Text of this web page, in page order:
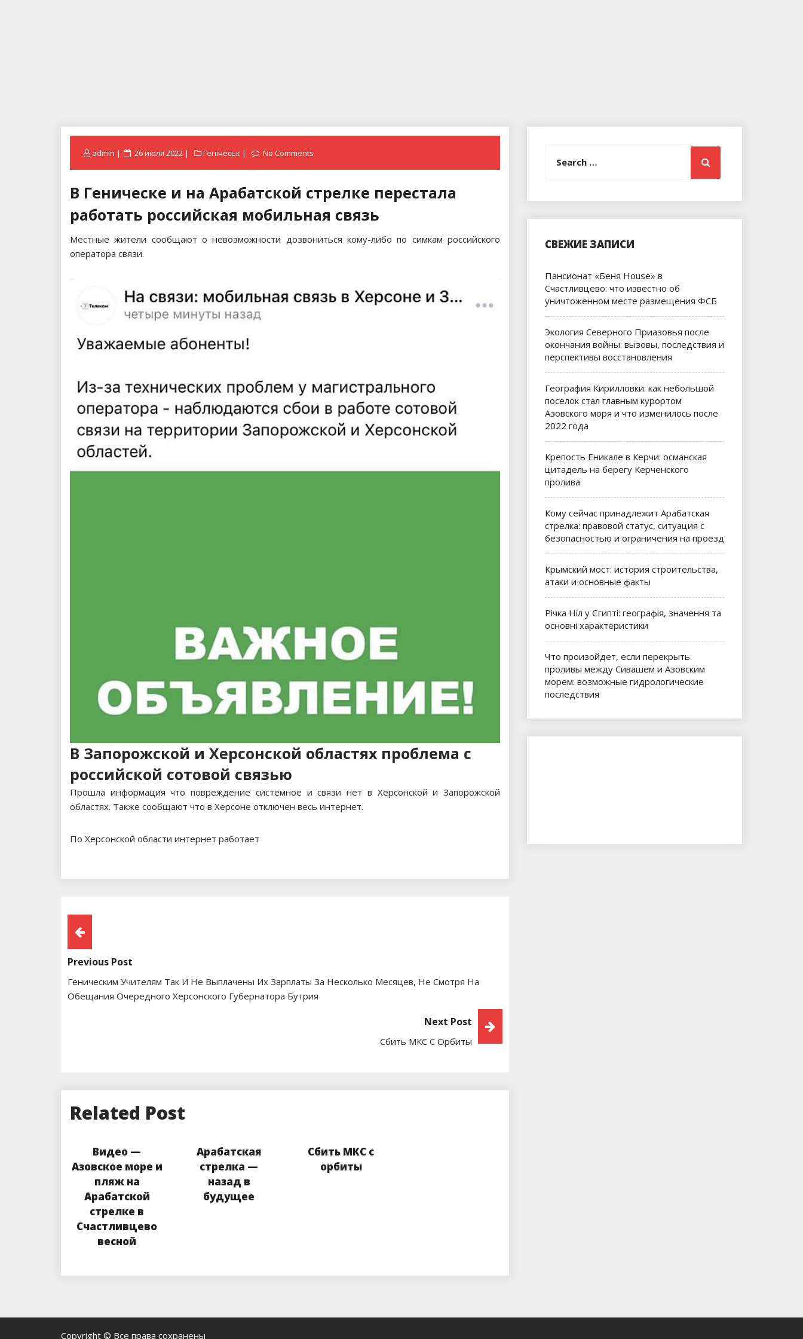
admin
Posted
26 июля 2022 Генічеськ No Comments
В Геническе и на Арабатской стрелке перестала
работать российская мобильная связь
Местные жители сообщают о невозможности дозвониться кому-либо по симкам российского
оператора связи.
В Запорожской и Херсонской областях проблема с
российской сотовой связью
Прошла информация что повреждение системное и связи нет в Херсонской и Запорожской
областях. Также сообщают что в Херсоне отключен весь интернет.
По Херсонской области интернет работает
Навигация
По
Записям
Previous Post
Геническим Учителям Так И Не Выплачены Их Зарплаты За Несколько Месяцев, Не Смотря На
Обещания Очередного Херсонского Губернатора Бутрия
Next Post
Сбить МКС С Орбиты
Related Post
Видео —
Азовское море и
пляж на
Арабатской
стрелке в
Счастливцево
весной
Арабатская
стрелка —
назад в
будущее
Сбить МКС с
орбиты
for:
Search
СВЕЖИЕ ЗАПИСИ
Пансионат «Беня House» в
Счастливцево: что известно об
уничтоженном месте размещения ФСБ
Экология Северного Приазовья после
окончания войны: вызовы, последствия и
перспективы восстановления
География Кирилловки: как небольшой
поселок стал главным курортом
Азовского моря и что изменилось после
2022 года
Крепость Еникале в Керчи: османская
цитадель на берегу Керченского
пролива
Кому сейчас принадлежит Арабатская
стрелка: правовой статус, ситуация с
безопасностью и ограничения на проезд
Крымский мост: история строительства,
атаки и основные факты
Річка Ніл у Єгипті: географія, значення та
основні характеристики
Что произойдет, если перекрыть
проливы между Сивашем и Азовским
морем: возможные гидрологические
последствия
Copyright © Все права сохранены